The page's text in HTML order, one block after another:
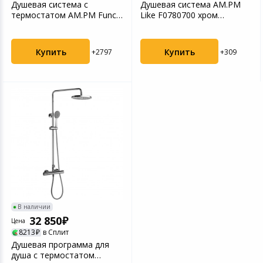
Душевая система с
термостатом AM.PM Func
Купить +2797
Душевая система AM.PM
Like F0780700 хром
Купить +309
В наличии
Цена
32 850
8213 в Сплит
Душевая программа для
душа с термостатом